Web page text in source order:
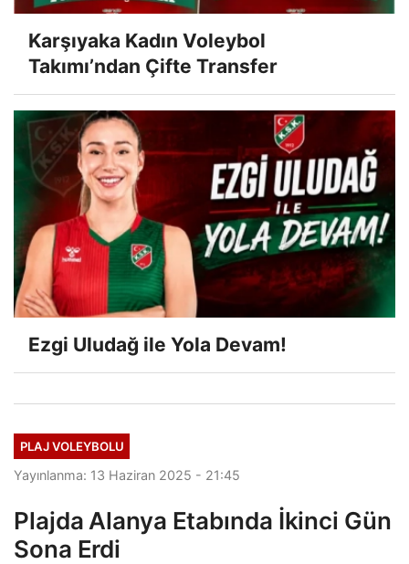
Karşıyaka Kadın Voleybol
Takımı’ndan Çifte Transfer
Ezgi Uludağ ile Yola Devam!
PLAJ VOLEYBOLU
Yayınlanma: 13 Haziran 2025 - 21:45
Plajda Alanya Etabında İkinci Gün
Sona Erdi